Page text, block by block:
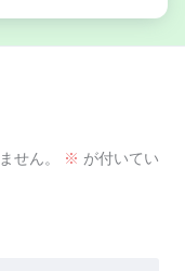
せん。 ※ が付いてい